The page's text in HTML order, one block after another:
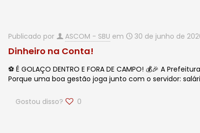
Publicado por ASCOM - SBU em 30 de junho de
Dinheiro na Conta!
⚽ É GOLAÇO DENTRO E FORA DE CAMPO! 💰🎉 A
Porque uma boa gestão joga junto com o servidor:
Gostou disso? 0